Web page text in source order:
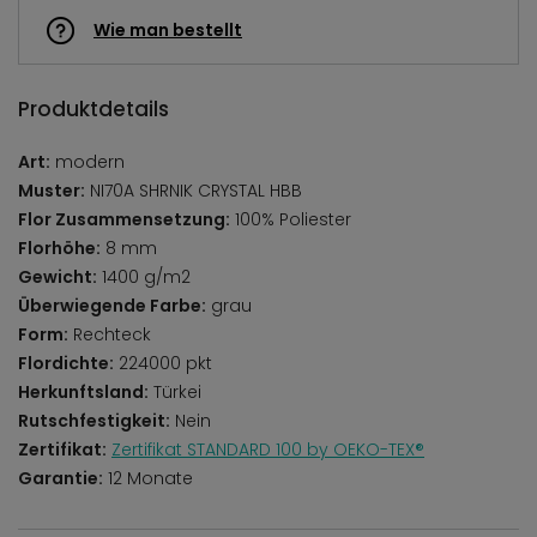
Wie man bestellt
Produktdetails
Art: modern
Muster: NI70A SHRNIK CRYSTAL HBB
Flor Zusammensetzung: 100% Poliester
Florhöhe: 8 mm
Gewicht: 1400 g/m2
Überwiegende Farbe: grau
Form: Rechteck
Flordichte: 224000 pkt
Herkunftsland: Türkei
Rutschfestigkeit: Nein
Zertifikat: Zertifikat STANDARD 100 by OEKO-TEX®
Garantie: 12 Monate